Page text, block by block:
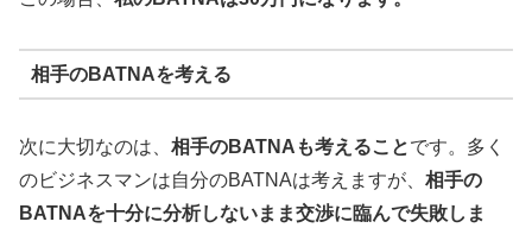
相手のBATNAを考える
次に大切なのは、 相手のBATNAも考えることです。多く
のビジネスマンは自分のBATNAは考えますが、 相手の
BATNAを十分に分析しないまま交渉に臨んで失敗しま